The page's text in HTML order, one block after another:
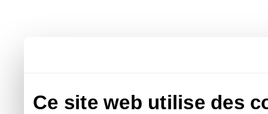
Ce site web utilise des